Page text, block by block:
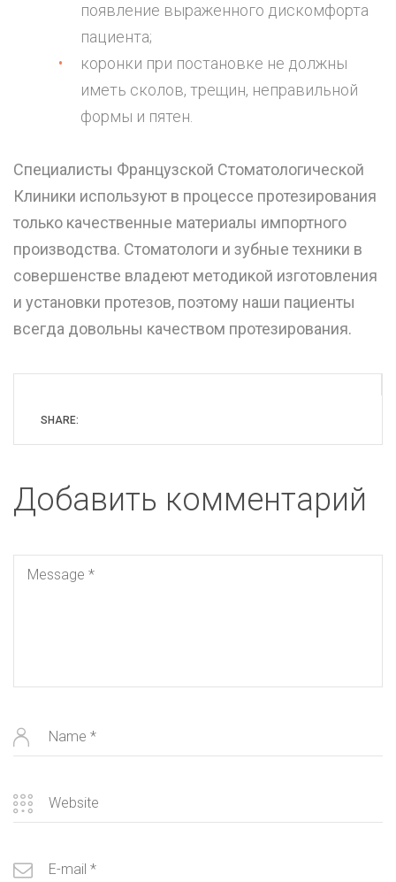
появление выраженного дискомфорта
пациента;
коронки при постановке не должны
иметь сколов, трещин, неправильной
формы и пятен.
Специалисты Французской Стоматологической
Клиники используют в процессе протезирования
только качественные материалы импортного
производства. Стоматологи и зубные техники в
совершенстве владеют методикой изготовления
и установки протезов, поэтому наши пациенты
всегда довольны качеством протезирования.
SHARE:
Добавить комментарий